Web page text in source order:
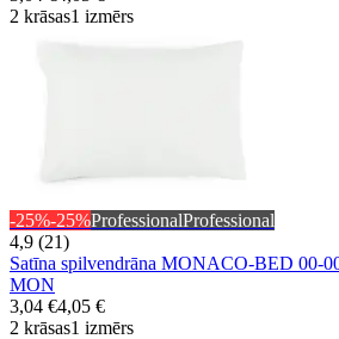
2 krāsas1 izmērs
-25%-25%ProfessionalProfessional
4,9 (21)
Satīna spilvendrāna MONACO-BED 00-
MON
3,04 €4,05 €
2 krāsas1 izmērs